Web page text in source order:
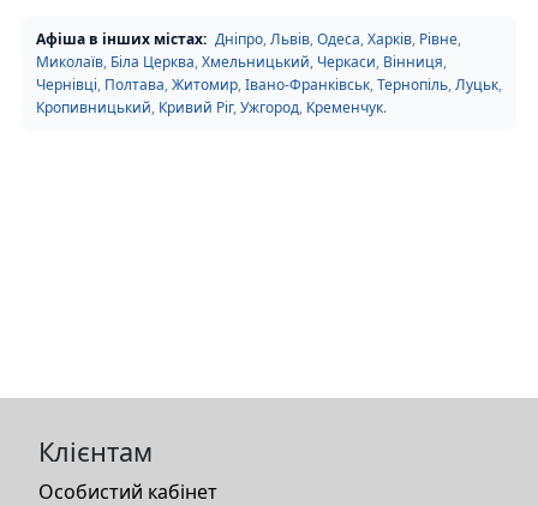
Афіша в інших містах: Дніпро,Львів,Одеса,Харків, Рівне,
Миколаїв, Біла Церква,Хмельницький, Черкаси, Вінниця,
Чернівці, Полтава,Житомир,Івано-Франківськ,Тернопіль,Луцьк,
Кропивницький, Кривий Ріг,Ужгород, Кременчук.
Клієнтам
Особистий кабінет